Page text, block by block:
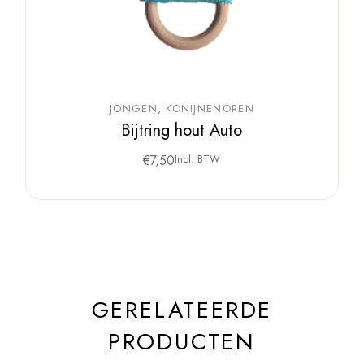
JONGEN KONIJNENOREN
Bijtring hout Auto
€7,50Incl. BTW
GERELATEERDE
PRODUCTEN